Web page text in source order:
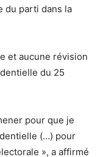
du parti dans la
et aucune révision
du 25
pour que je
(…) pour
», a affirmé